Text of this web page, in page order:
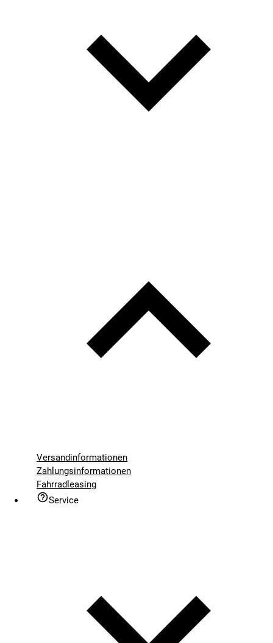
Versandinformationen
Zahlungsinformationen
Fahrradleasing
Service